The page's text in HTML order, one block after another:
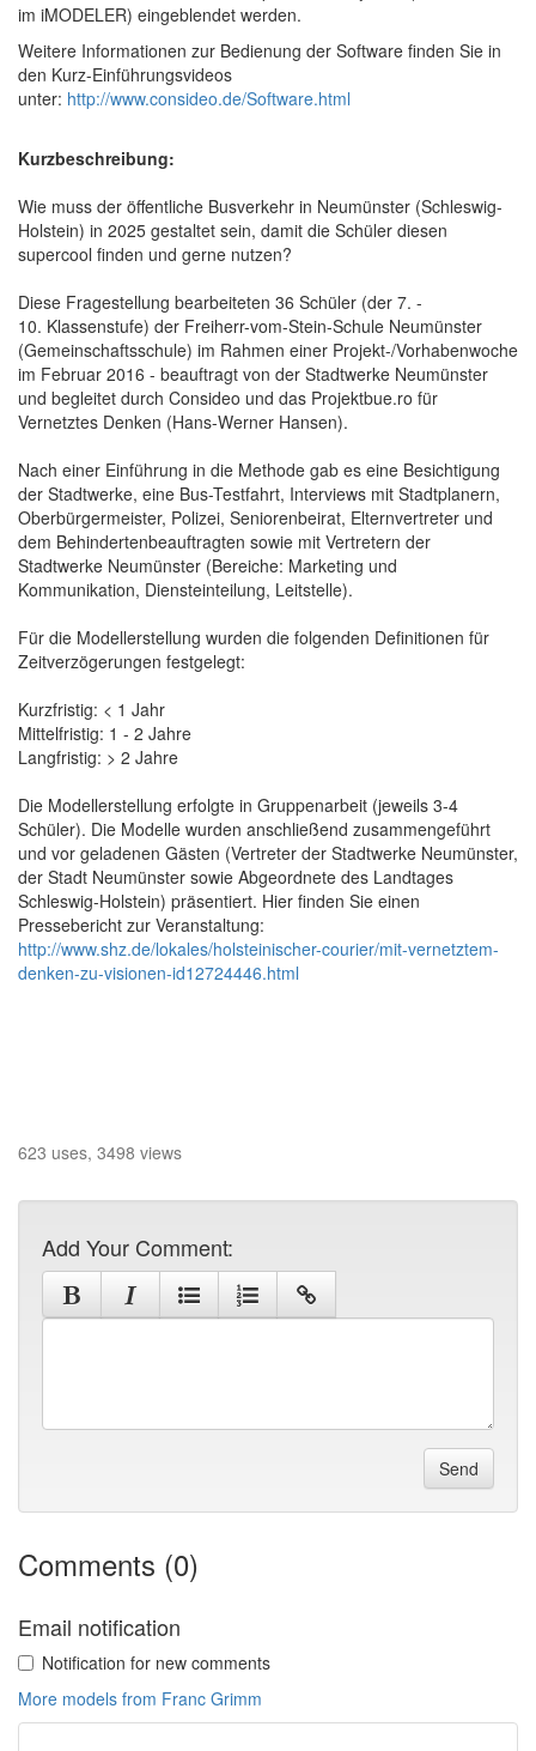
im iMODELER) eingeblendet werden.
Weitere Informationen zur Bedienung der Software finden Sie in
den Kurz-Einführungsvideos
unter: http://www.consideo.de/Software.html
Kurzbeschreibung:
Wie muss der öffentliche Busverkehr in Neumünster (Schleswig-
Holstein) in 2025 gestaltet sein, damit die Schüler diesen
supercool finden und gerne nutzen?
Diese Fragestellung bearbeiteten 36 Schüler (der 7. -
10. Klassenstufe) der Freiherr-vom-Stein-Schule Neumünster
(Gemeinschaftsschule) im Rahmen einer Projekt-/Vorhabenwoche
im Februar 2016 - beauftragt von der Stadtwerke Neumünster
und begleitet durch Consideo und das Projektbue.ro für
Vernetztes Denken (Hans-Werner Hansen).
Nach einer Einführung in die Methode gab es eine Besichtigung
der Stadtwerke, eine Bus-Testfahrt, Interviews mit Stadtplanern,
Oberbürgermeister, Polizei, Seniorenbeirat, Elternvertreter und
dem Behindertenbeauftragten sowie mit Vertretern der
Stadtwerke Neumünster (Bereiche: Marketing und
Kommunikation, Diensteinteilung, Leitstelle).
Für die Modellerstellung wurden die folgenden Definitionen für
Zeitverzögerungen festgelegt:
Kurzfristig: < 1 Jahr
Mittelfristig: 1 - 2 Jahre
Langfristig: > 2 Jahre
Die Modellerstellung erfolgte in Gruppenarbeit (jeweils 3-4
Schüler). Die Modelle wurden anschließend zusammengeführt
und vor geladenen Gästen (Vertreter der Stadtwerke Neumünster,
der Stadt Neumünster sowie Abgeordnete des Landtages
Schleswig-Holstein) präsentiert. Hier finden Sie einen
Pressebericht zur Veranstaltung:
http://www.shz.de/lokales/holsteinischer-courier/mit-vernetztem-
denken-zu-visionen-id12724446.html
623 uses, 3498 views
Add Your Comment:
Send
Comments (0)
Email notification
Notification for new comments
More models from Franc Grimm